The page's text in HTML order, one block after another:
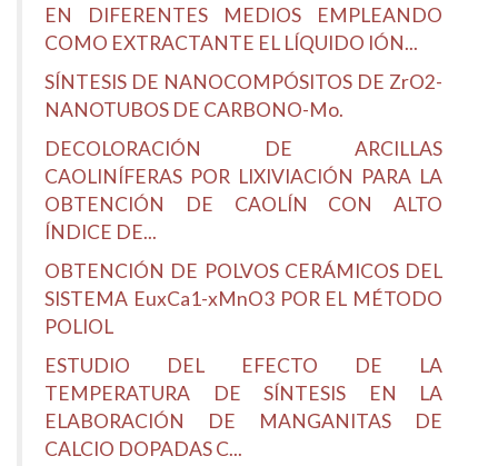
EN DIFERENTES MEDIOS EMPLEANDO
COMO EXTRACTANTE EL LÍQUIDO IÓN...
SÍNTESIS DE NANOCOMPÓSITOS DE ZrO2-
NANOTUBOS DE CARBONO-Mo.
DECOLORACIÓN DE ARCILLAS
CAOLINÍFERAS POR LIXIVIACIÓN PARA LA
OBTENCIÓN DE CAOLÍN CON ALTO
ÍNDICE DE...
OBTENCIÓN DE POLVOS CERÁMICOS DEL
SISTEMA EuxCa1-xMnO3 POR EL MÉTODO
POLIOL
ESTUDIO DEL EFECTO DE LA
TEMPERATURA DE SÍNTESIS EN LA
ELABORACIÓN DE MANGANITAS DE
CALCIO DOPADAS C...